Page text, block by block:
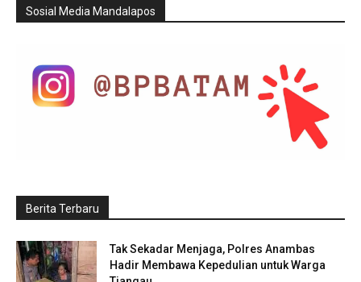
Sosial Media Mandalapos
Berita Terbaru
Tak Sekadar Menjaga, Polres Anambas
Hadir Membawa Kepedulian untuk Warga